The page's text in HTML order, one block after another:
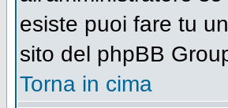
esiste puoi fare tu
sito del phpBB
Torna in cima